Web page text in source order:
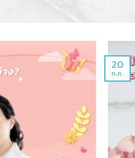
20
ก.ค.